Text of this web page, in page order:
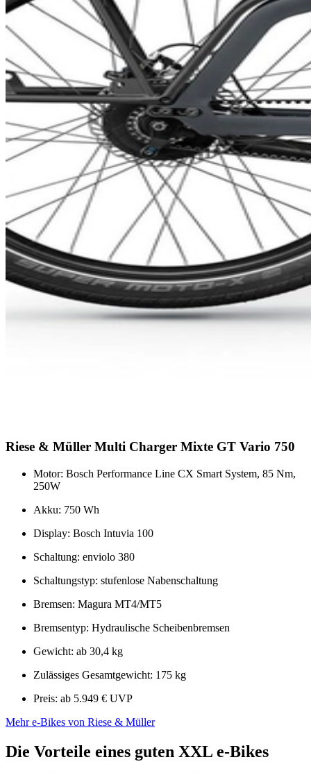
Riese & Müller Multi Charger Mixte GT Vario 750
Motor: Bosch Performance Line CX Smart System, 85 Nm,
250W
Akku: 750 Wh
Display: Bosch Intuvia 100
Schaltung: enviolo 380
Schaltungstyp: stufenlose Nabenschaltung
Bremsen: Magura MT4/MT5
Bremsentyp: Hydraulische Scheibenbremsen
Gewicht: ab 30,4 kg
Zulässiges Gesamtgewicht: 175 kg
Preis: ab 5.949 € UVP
Mehr e-Bikes von Riese & Müller
Die Vorteile eines guten XXL e-Bikes